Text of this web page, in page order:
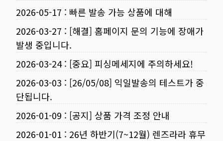
2026-05-17 : 빠른 발송 가능 상품에 대해
2026-03-27 : [해결] 홈페이지 문의 기능에 장애가
발생 중입니다.
2026-03-24: [중요] 피싱메세지에 주의하세요!
2026-03-03 : [26/05/08] 익일발송의 테스트가 중
단됩니다.
2026-01-09 : [공지] 상품 가격 조정 안내
2026-01-01 : 26년 하반기(7~12월) 렌즈라라 휴무